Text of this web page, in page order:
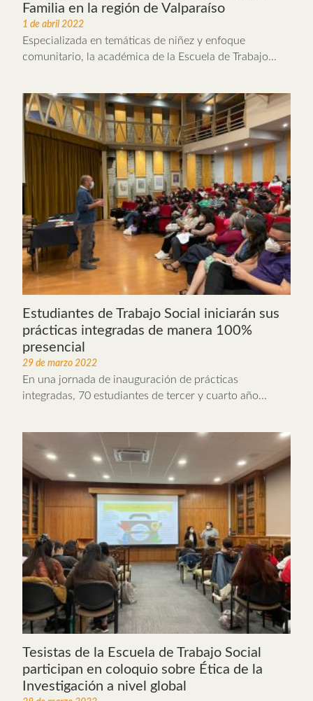
Familia en la región de Valparaíso
1 de abril 2022
Especializada en temáticas de niñez y enfoque
comunitario, la académica de la Escuela de Trabajo...
Estudiantes de Trabajo Social iniciarán sus
prácticas integradas de manera 100%
presencial
29 de marzo 2022
En una jornada de inauguración de prácticas
integradas, 70 estudiantes de tercer y cuarto año...
Tesistas de la Escuela de Trabajo Social
participan en coloquio sobre Ética de la
Investigación a nivel global